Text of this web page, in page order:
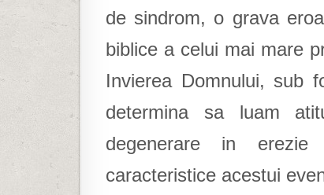
de sindrom, o grava
biblice a celui mai mare
Invierea Domnului, sub
determina sa luam
degenerare in
caracteristice acestui